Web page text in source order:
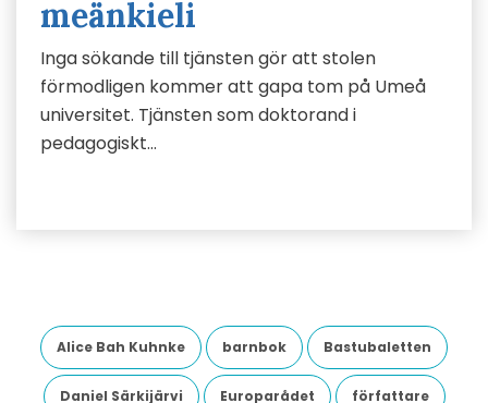
meänkieli
Inga sökande till tjänsten gör att stolen
förmodligen kommer att gapa tom på Umeå
universitet. Tjänsten som doktorand i
pedagogiskt…
Alice Bah Kuhnke barnbok Bastubaletten
Daniel Särkijärvi Europarådet författare